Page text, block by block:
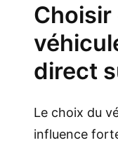
direct
Le choix du
influence